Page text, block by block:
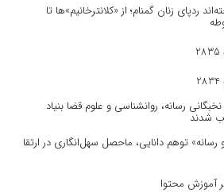
ردپای زنان گمنام؛ از «کلانترخانیم»ها تا
رسانه، روانشناسی و علوم قضا بنیاد
شدند
توهم دانایی، ماحصل سهل‌انگاری در ارتقا
آموزش محتوا